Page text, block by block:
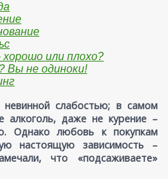
или плохо?
Вы не одиноки!
слабостью; в самом
алкоголь, даже не курение –
Однако любовь к покупкам
настоящую зависимость –
что «подсаживаете»